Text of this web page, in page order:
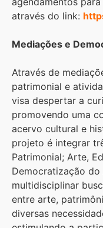
através do link:
Mediações e
Através de
patrimonial e
visa despertar a
promovendo uma
acervo cultural e
projeto é integrar
Patrimonial; Arte,
Democratização do
multidisciplinar
entre arte,
diversas